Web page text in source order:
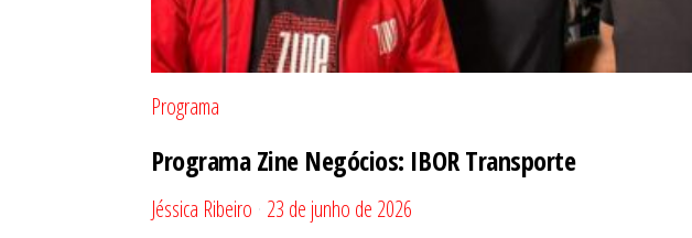
Programa
Programa Zine Negócios: IBOR Transporte
Jéssica Ribeiro 23 de junho de 2026